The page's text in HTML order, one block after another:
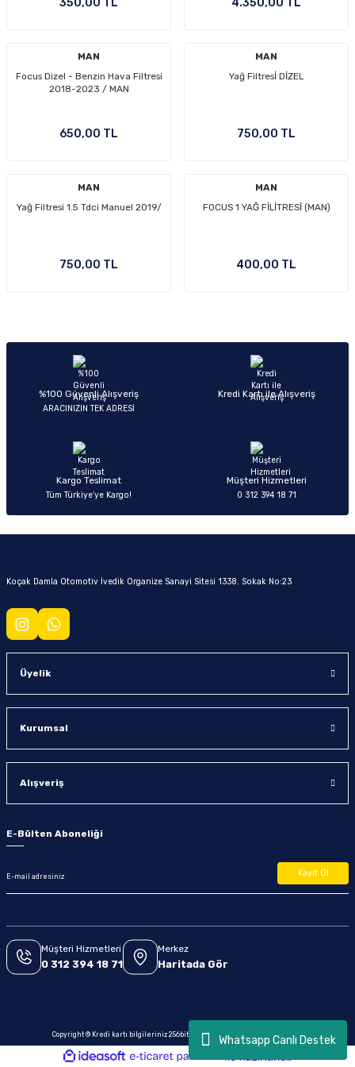
Whatsapp Canlı Destek
MAN
Focus Dizel - Benzin Hava Filtresi
2018-2023 / MAN
650,00 TL
MAN
Yağ Filtresİ DİZEL
750,00 TL
MAN
Yağ Filtresi 1.5 Tdci Manuel 2019/
750,00 TL
MAN
FOCUS 1 YAĞ FİLİTRESİ (MAN)
400,00 TL
%100 Güvenli Alışveriş
ARACINIZIN TEK ADRESİ
Kredi Kartı ile Alışveriş
Kargo Teslimat
Tüm Türkiye’ye Kargo!
Müşteri Hizmetleri
0 312 394 18 71
Koçak Damla Otomotiv İvedik Organize Sanayi Sitesi 1338. Sokak No:23
Üyelik
Kurumsal
Alışveriş
E-Bülten Aboneliği
Kayıt Ol
Müşteri Hizmetleri
0 312 394 18 71
Merkez
Haritada Gör
Copyright © Kredi kartı bilgileriniz 256bit SSL sertifikası ile korunmaktadır.
ideasoft